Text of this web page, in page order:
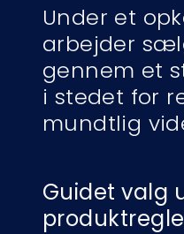
Under et
arbejder
gennem et
i stedet for
mundtlig
Guidet valg